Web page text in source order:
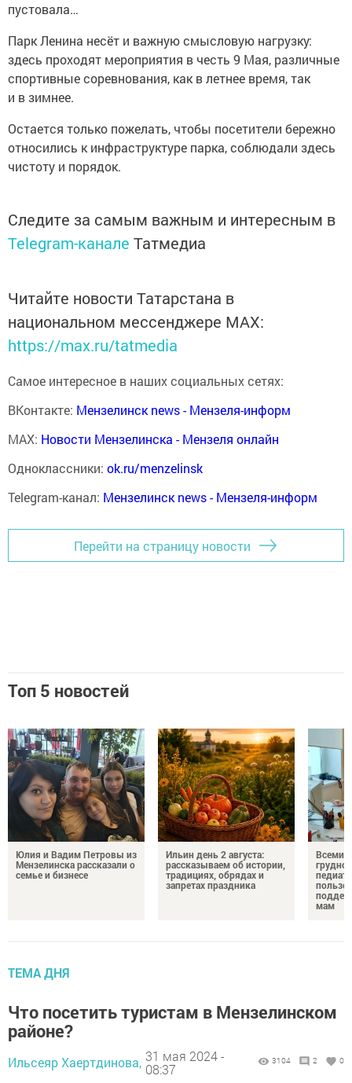
пустовала…
Парк Ленина несёт и важную смысловую нагрузку:
здесь проходят мероприятия в честь 9 Мая, различные
спортивные соревнования, как в летнее время, так
и в зимнее.
Остается только пожелать, чтобы посетители бережно
относились к инфраструктуре парка, соблюдали здесь
чистоту и порядок.
Следите за самым важным и интересным в
Telegram-канале Татмедиа
Читайте новости Татарстана в
национальном мессенджере MАХ:
https://max.ru/tatmedia
Самое интересное в наших социальных сетях:
ВКонтакте: Мензелинск news - Мензеля-информ
MAX: Новости Мензелинска - Мензеля онлайн
Одноклассники: ok.ru/menzelinsk
Telegram-канал: Мензелинск news - Мензеля-информ
Перейти на страницу новости
Топ 5 новостей
Юлия и Вадим Петровы из
Мензелинска рассказали о
семье и бизнесе
Ильин день 2 августа:
рассказываем об истории,
традициях, обрядах и
запретах праздника
пользе
мам
ТЕМА ДНЯ
Что посетить туристам в Мензелинском
районе?
Ильсеяр Хаертдинова, 31 мая 2024 -
08:37
3104 2 0